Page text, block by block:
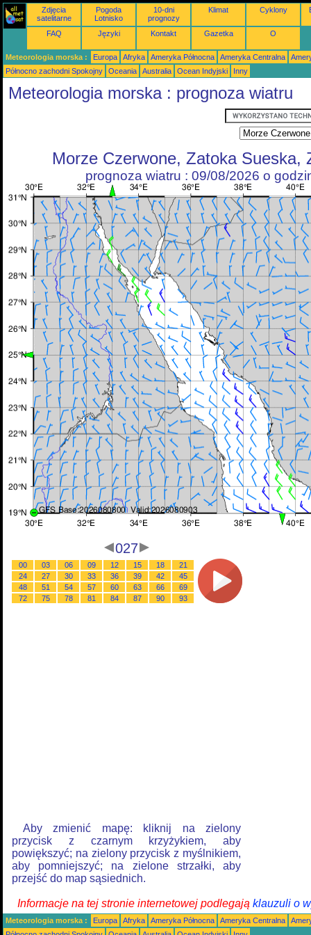
Zdjęcia
satelitarne
Pogoda
Lotnisko
10-dni
prognozy
Klimat Cyklony
FAQ Języki Kontakt Gazetka O
Meteorologia morska : Europa Afryka Ameryka Północna Ameryka Centralna
Północno zachodni Spokojny
Oceania Australia Ocean Indyjski Inny
Meteorologia morska : prognoza wiatru
Morze Czerwone, Zatoka Sueska,
prognoza wiatru : 09/08/2026 o
027
00 03 06 09 12 15 18
21
24
27 30 33 36 39 42
45
48
51 54 57 60 63 66
69
72
75 78 81 84 87 90 93
Aby zmienić mapę: kliknij na zielony
przycisk z czarnym krzyżykiem, aby
powiększyć; na zielony przycisk z myślnikiem,
aby pomniejszyć; na zielone strzałki, aby
przejść do map sąsiednich.
Informacje na tej stronie internetowej podlegają klauzuli o
Meteorologia morska : Europa Afryka Ameryka Północna Ameryka Centralna